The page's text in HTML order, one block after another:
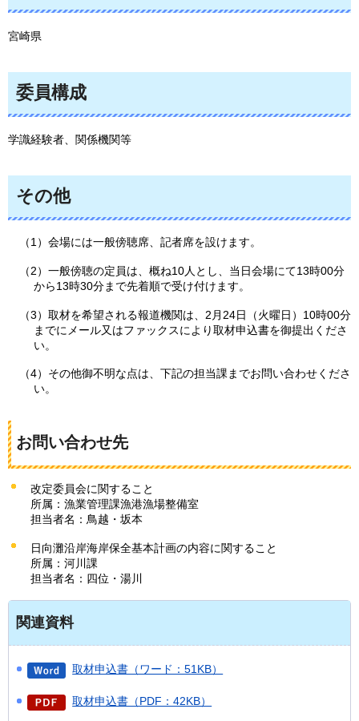
宮崎県
委員構成
学識経験者、関係機関等
その他
（1）会場には一般傍聴席、記者席を設けます。
（2）一般傍聴の定員は、概ね10人とし、当日会場にて13時00分
から13時30分まで先着順で受け付けます。
（3）取材を希望される報道機関は、2月24日（火曜日）10時00分
までにメール又はファックスにより取材申込書を御提出くださ
い。
（4）その他御不明な点は、下記の担当課までお問い合わせくださ
い。
お問い合わせ先
改定委員会に関すること
所属：漁業管理課漁港漁場整備室
担当者名：鳥越・坂本
日向灘沿岸海岸保全基本計画の内容に関すること
所属：河川課
担当者名：四位・湯川
関連資料
取材申込書（ワード：51KB）
取材申込書（PDF：42KB）